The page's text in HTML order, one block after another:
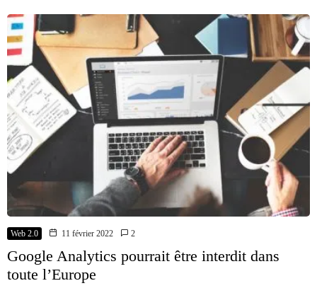
Web 2.0 11 février 2022 2
Google Analytics pourrait être interdit dans
toute l’Europe